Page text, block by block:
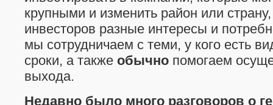
крупными и изменить район или
инвесторов разные интересы и
мы сотрудничаем с теми, у кого есть
сроки, а также обычно помогаем
выхода.
Недавно было много разговоров о